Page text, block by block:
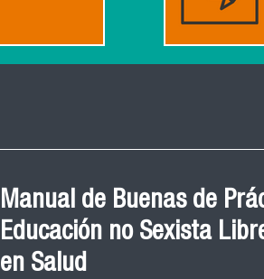
Manual de Buenas de
Educación no Sexista
en Salud